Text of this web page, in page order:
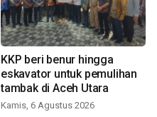
KKP beri benur hingga
eskavator untuk pemulihan
tambak di Aceh Utara
Kamis, 6 Agustus 2026